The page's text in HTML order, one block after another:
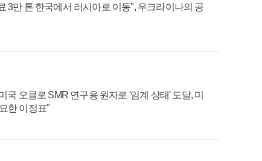
3만 톤 한국에서 러시아로 이동", 우크라이나의 공
국 오클로 SMR 연구용 원자로 '임계 상태' 도달, 미
한 이정표"